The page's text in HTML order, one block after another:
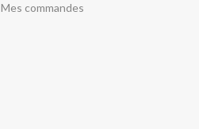
Mes commandes